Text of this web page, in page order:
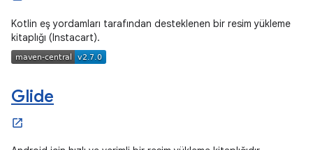
Kotlin eş yordamları tarafından desteklenen bir resim yükleme
kitaplığı (Instacart).
Glide